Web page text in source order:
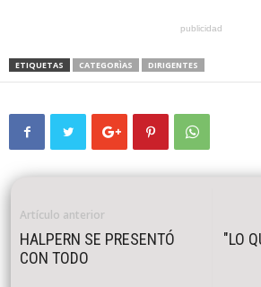
publicidad
ETIQUETAS CATEGORÌAS DIRIGENTES
Artículo anterior
HALPERN SE PRESENTÓ
CON TODO
"LO